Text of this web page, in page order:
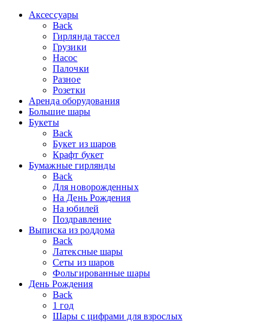
Аксессуары
Back
Гирлянда тассел
Грузики
Насос
Палочки
Разное
Розетки
Аренда оборудования
Большие шары
Букеты
Back
Букет из шаров
Крафт букет
Бумажные гирлянды
Back
Для новорожденных
На День Рождения
На юбилей
Поздравление
Выписка из роддома
Back
Латексные шары
Сеты из шаров
Фольгированные шары
День Рождения
Back
1 год
Шары с цифрами для взрослых